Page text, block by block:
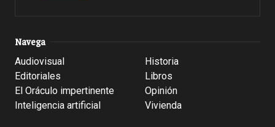
Navega
Audiovisual
Editoriales
El Oráculo impertinente
Inteligencia artificial
Historia
Libros
Opinión
Vivienda